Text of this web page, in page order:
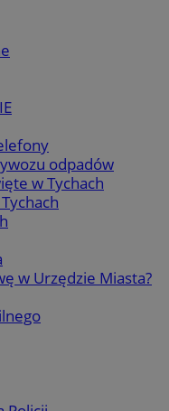
odpadów
w Tychach
w Urzędzie Miasta?